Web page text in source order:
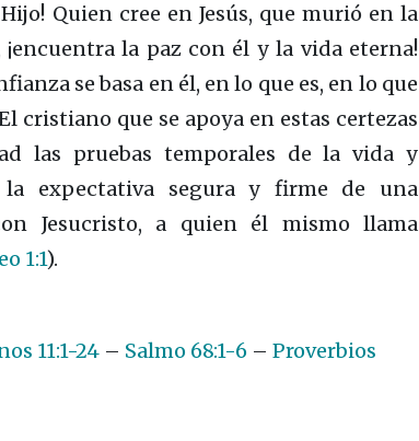
Quien cree en Jesús, que murió en la
la paz con él y la vida eterna!
se basa en él, en lo que es, en lo que
cristiano que se apoya en estas certezas
las pruebas temporales de la vida y
expectativa segura y firme de una
Jesucristo, a quien él mismo llama
1:1).
11:1-24 – Salmo 68:1-6 – Proverbios